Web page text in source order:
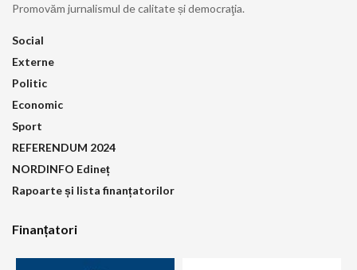
Promovăm jurnalismul de calitate și democraţia.
Social
Externe
Politic
Economic
Sport
REFERENDUM 2024
NORDINFO Edineț
Rapoarte și lista finanțatorilor
Finanțatori